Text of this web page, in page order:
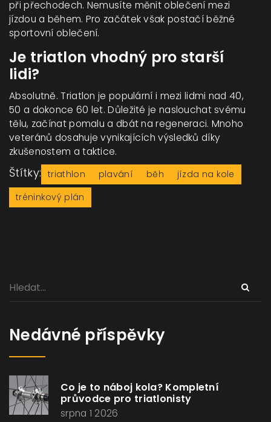
při přechodech. Nemusíte měnit oblečení mezi
jízdou a během. Pro začátek však postačí běžné
sportovní oblečení.
Je triatlon vhodný pro starší
lidi?
Absolutně. Triatlon je populární i mezi lidmi nad 40,
50 a dokonce 60 let. Důležité je naslouchat svému
tělu, začínat pomalu a dbát na regeneraci. Mnoho
veteránů dosahuje vynikajících výsledků díky
zkušenostem a taktice.
Štítky: triathlon plavání běh
jízda na kole
tréninkový plán
Nedávné příspěvky
Co je to náboj kola? Kompletní
průvodce pro triatlonisty
srpna 1 2026